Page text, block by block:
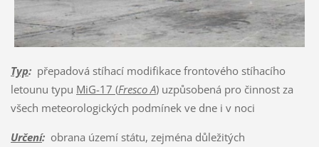
Typ:přepadová stíhací modifikace frontového stíhacího
letounu typu MiG-17 (Fresco A)uzpůsobená pro činnost za
všech meteorologických podmínek ve dne i v noci
Určení:obrana území státu, zejména důležitých